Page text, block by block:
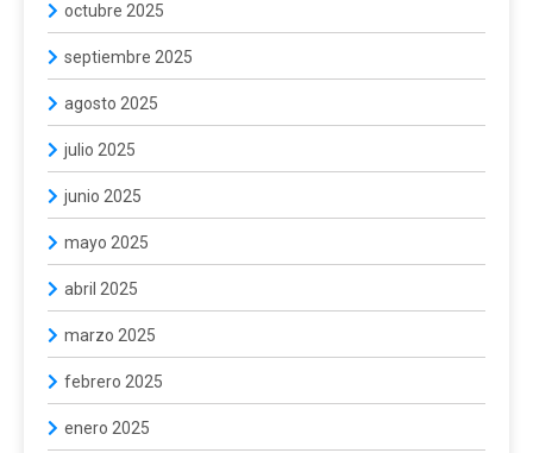
octubre 2025
septiembre 2025
agosto 2025
julio 2025
junio 2025
mayo 2025
abril 2025
marzo 2025
febrero 2025
enero 2025